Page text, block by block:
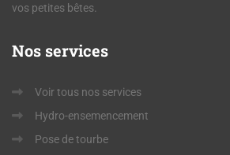
vos petites bêtes.
Nos services
Voir tous nos services
Hydro-ensemencement
Pose de tourbe